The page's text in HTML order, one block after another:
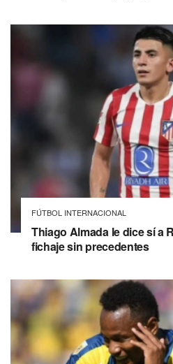
FÚTBOL INTERNACIONAL
Thiago Almada le dice sí a
fichaje sin precedentes